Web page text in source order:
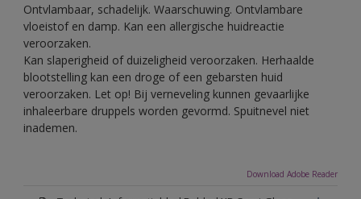
Ontvlambaar, schadelijk. Waarschuwing. Ontvlambare
vloeistof en damp. Kan een allergische huidreactie
veroorzaken.
Kan slaperigheid of duizeligheid veroorzaken. Herhaalde
blootstelling kan een droge of een gebarsten huid
veroorzaken. Let op! Bij verneveling kunnen gevaarlijke
inhaleerbare druppels worden gevormd. Spuitnevel niet
inademen.
Download Adobe Reader